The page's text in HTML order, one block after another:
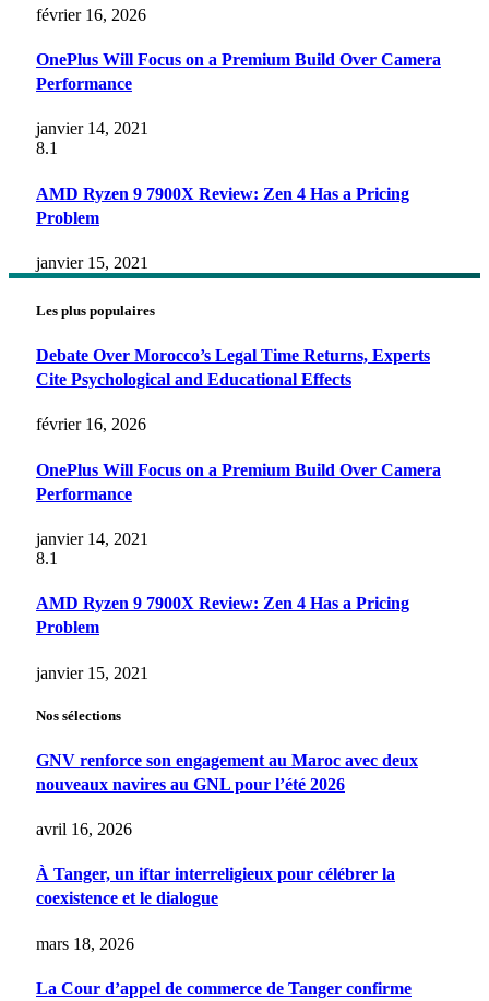
février 16, 2026
OnePlus Will Focus on a Premium Build Over Camera
Performance
janvier 14, 2021
8.1
AMD Ryzen 9 7900X Review: Zen 4 Has a Pricing
Problem
janvier 15, 2021
Les plus populaires
Debate Over Morocco’s Legal Time Returns, Experts
Cite Psychological and Educational Effects
février 16, 2026
OnePlus Will Focus on a Premium Build Over Camera
Performance
janvier 14, 2021
8.1
AMD Ryzen 9 7900X Review: Zen 4 Has a Pricing
Problem
janvier 15, 2021
Nos sélections
GNV renforce son engagement au Maroc avec deux
nouveaux navires au GNL pour l’été 2026
avril 16, 2026
À Tanger, un iftar interreligieux pour célébrer la
coexistence et le dialogue
mars 18, 2026
La Cour d’appel de commerce de Tanger confirme